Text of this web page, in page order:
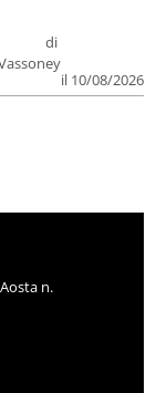
di
il 10/08/2026
n.